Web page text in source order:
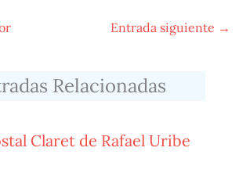
Entrada siguiente →
Relacionadas
Claret de Rafael Uribe